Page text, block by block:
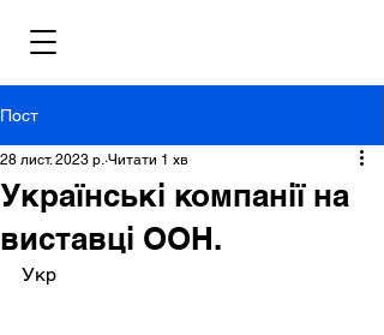
Пост
Українські компанії на
виставці ООН.
28 лист. 2023 р. Читати 1 хв
Укр